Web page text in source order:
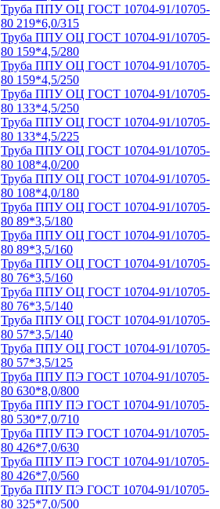
Труба ППУ ОЦ ГОСТ 10704-91/10705-
80 219*6,0/315
Труба ППУ ОЦ ГОСТ 10704-91/10705-
80 159*4,5/280
Труба ППУ ОЦ ГОСТ 10704-91/10705-
80 159*4,5/250
Труба ППУ ОЦ ГОСТ 10704-91/10705-
80 133*4,5/250
Труба ППУ ОЦ ГОСТ 10704-91/10705-
80 133*4,5/225
Труба ППУ ОЦ ГОСТ 10704-91/10705-
80 108*4,0/200
Труба ППУ ОЦ ГОСТ 10704-91/10705-
80 108*4,0/180
Труба ППУ ОЦ ГОСТ 10704-91/10705-
80 89*3,5/180
Труба ППУ ОЦ ГОСТ 10704-91/10705-
80 89*3,5/160
Труба ППУ ОЦ ГОСТ 10704-91/10705-
80 76*3,5/160
Труба ППУ ОЦ ГОСТ 10704-91/10705-
80 76*3,5/140
Труба ППУ ОЦ ГОСТ 10704-91/10705-
80 57*3,5/140
Труба ППУ ОЦ ГОСТ 10704-91/10705-
80 57*3,5/125
Труба ППУ ПЭ ГОСТ 10704-91/10705-
80 630*8,0/800
Труба ППУ ПЭ ГОСТ 10704-91/10705-
80 530*7,0/710
Труба ППУ ПЭ ГОСТ 10704-91/10705-
80 426*7,0/630
Труба ППУ ПЭ ГОСТ 10704-91/10705-
80 426*7,0/560
Труба ППУ ПЭ ГОСТ 10704-91/10705-
80 325*7,0/500